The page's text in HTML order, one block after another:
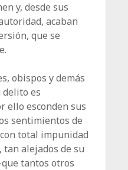
y, desde sus
acaban
que se
obispos y demás
delito es
ello esconden sus
sentimientos de
total impunidad
alejados de su
tantos otros